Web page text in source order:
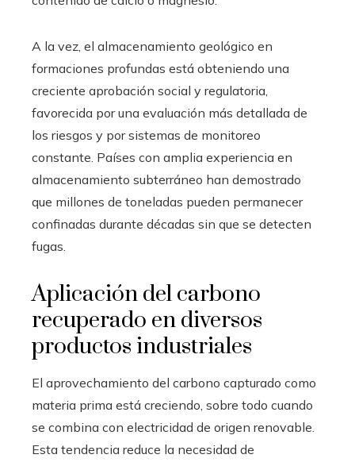
A la vez, el almacenamiento geológico en
formaciones profundas está obteniendo una
creciente aprobación social y regulatoria,
favorecida por una evaluación más detallada de
los riesgos y por sistemas de monitoreo
constante. Países con amplia experiencia en
almacenamiento subterráneo han demostrado
que millones de toneladas pueden permanecer
confinadas durante décadas sin que se detecten
fugas.
Aplicación del carbono
recuperado en diversos
productos industriales
El aprovechamiento del carbono capturado como
materia prima está creciendo, sobre todo cuando
se combina con electricidad de origen renovable.
Esta tendencia reduce la necesidad de